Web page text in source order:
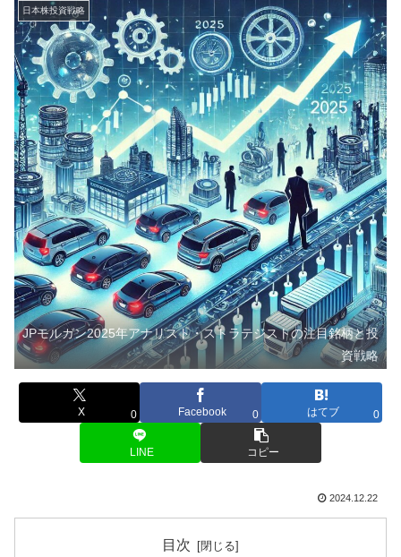
日本株投資戦略
JPモルガン2025年アナリスト・ストラテジストの注目銘柄と投
資戦略
X 0 Facebook 0 はてブ 0
LINE コピー
2024.12.22
目次